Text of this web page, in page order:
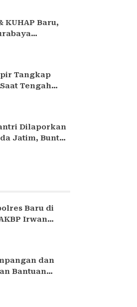
KUHAP Baru,
Tangkap
Tengah
Dilaporkan
Jatim, Buntut
Baru di
Irwan
Sinergi
dan
Bantuan
Tropodo . Kec